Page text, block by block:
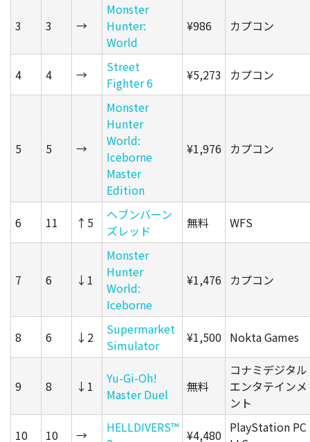
3 3 →
Monster
Hunter:
World
¥986 カプコン
4 4 →
Street
Fighter 6
¥5,273 カプコン
5 5 →
Monster
Hunter
World:
Iceborne
Master
Edition
¥1,976 カプコン
6 11 ↑5
ヘブンバーン
ズレッド
無料 WFS
7 6 ↓1
Monster
Hunter
World:
Iceborne
¥1,476 カプコン
8 6 ↓2
Supermarket
Simulator
¥1,500 Nokta Games
9 8 ↓1
Yu-Gi-Oh!
Master Duel
無料
コナミデジタル
エンタテインメ
ント
10
10 →
HELLDIVERS™ ¥4,480 PlayStation PC